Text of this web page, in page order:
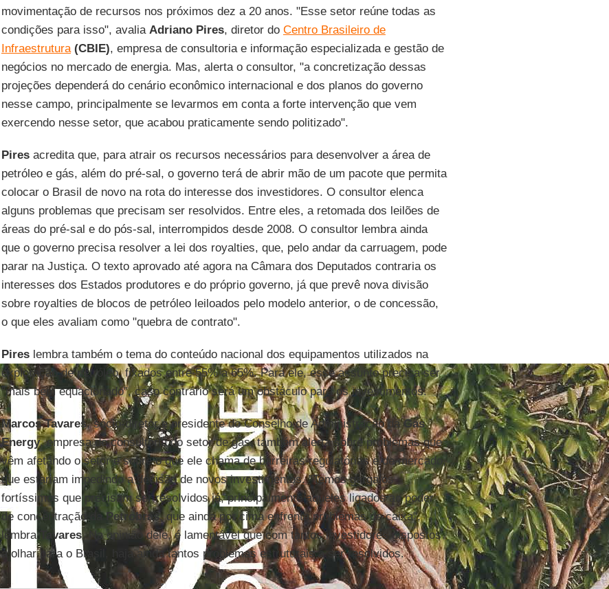
movimentação de recursos nos próximos dez a 20 anos. "Esse setor reúne todas as
condições para isso", avalia Adriano Pires, diretor do Centro Brasileiro de
Infraestrutura(CBIE), empresa de consultoria e informação especializada e gestão de
negócios no mercado de energia. Mas, alerta o consultor, "a concretização dessas
projeções dependerá do cenário econômico internacional e dos planos do governo
nesse campo, principalmente se levarmos em conta a forte intervenção que vem
exercendo nesse setor, que acabou praticamente sendo politizado".
Piresacredita que, para atrair os recursos necessários para desenvolver a área de
petróleo e gás, além do pré-sal, o governo terá de abrir mão de um pacote que permita
colocar o Brasil de novo na rota do interesse dos investidores. O consultor elenca
alguns problemas que precisam ser resolvidos. Entre eles, a retomada dos leilões de
áreas do pré-sal e do pós-sal, interrompidos desde 2008. O consultor lembra ainda
que o governo precisa resolver a lei dos royalties, que, pelo andar da carruagem, pode
parar na Justiça. O texto aprovado até agora na Câmara dos Deputados contraria os
interesses dos Estados produtores e do próprio governo, já que prevê nova divisão
sobre royalties de blocos de petróleo leiloados pelo modelo anterior, o de concessão,
o que eles avaliam como "quebra de contrato".
Pireslembra também o tema do conteúdo nacional dos equipamentos utilizados na
exploração de petróleo, fixados entre 55% a 65%. Para ele, esse assunto precisa ser
"mais bem equacionado", caso contrário será um obstáculo para os investimentos.
Marcos Tavares, sócio-diretor e presidente do Conselho de Administração daGas
Energy, empresa de consultoria do setor de gás, também alerta sobre problemas que
vêm afetando o setor e sobre o que ele chama de barreiras regulatórias e de mercado,
que estariam impedindo a decisão de novos investimentos. "Temos gargalos
fortíssimos que precisam ser resolvidos já, principalmente aqueles ligados ao poder
de concentração daPetrobras, que ainda por cima enfrenta problemas de caixa",
lembraTavares. Na opinião dele, é lamentável que com tantos investidores dispostos
a olhar para o Brasil, haja ainda tantos problemas estruturais a ser resolvidos.